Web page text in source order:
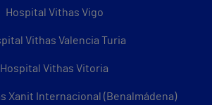
Hospital Vithas Vigo
Vithas Valencia Turia
Hospital Vithas Vitoria
Xanit Internacional (Benalmádena)